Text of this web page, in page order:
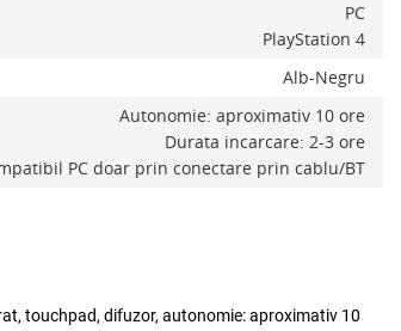
PC
PlayStation 4
Alb-Negru
Autonomie: aproximativ 10 ore
Durata incarcare: 2-3 ore
PC doar prin conectare prin cablu/BT
touchpad, difuzor, autonomie: aproximativ 10